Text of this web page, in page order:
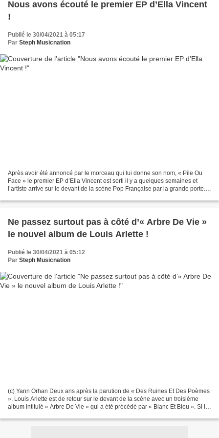
Nous avons écouté le premier EP d’Ella Vincent
!
Publié le 30/04/2021 à 05:17
Par Steph Musicnation
Après avoir été annoncé par le morceau qui lui donne son nom, « Pile Ou
Face » le premier EP d’Ella Vincent est sorti il y a quelques semaines et
l’artiste arrive sur le devant de la scène Pop Française par la grande porte.
Ne passez surtout pas à côté d’« Arbre De Vie »
le nouvel album de Louis Arlette !
Publié le 30/04/2021 à 05:12
Par Steph Musicnation
(c) Yann Orhan Deux ans après la parution de « Des Ruines Et Des Poèmes
», Louis Arlette est de retour sur le devant de la scène avec un troisième
album intitulé « Arbre De Vie » qui a été précédé par « Blanc Et Bleu ». Si le